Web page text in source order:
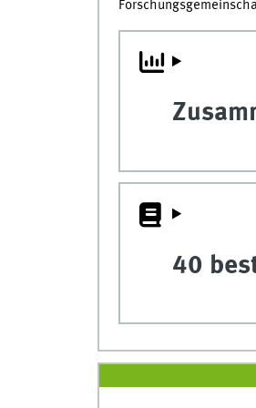
40